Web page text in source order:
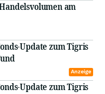
am
Update zum Tigris
Anzeige
Update zum Tigris